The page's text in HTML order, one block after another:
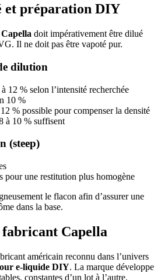
et préparation DIY
doit impérativement être dilué
Il ne doit pas être vapoté pur.
dilution
12 % selon l’intensité recherchée
10 %
% possible pour compenser la densité
à 10 % suffisent
(steep)
pour une restitution plus homogène
le flacon afin d’assurer une
dans la base.
Capella
américain reconnu dans l’univers
e-liquide DIY. La marque développe
constantes d’un lot à l’autre,